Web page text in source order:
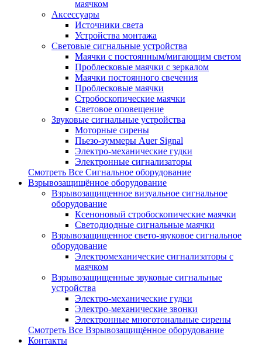
маячком
Аксессуары
Источники света
Устройства монтажа
Световые сигнальные устройства
Маячки с постоянным/мигающим светом
Проблесковые маячки с зеркалом
Маячки постоянного свечения
Проблесковые маячки
Стробоскопические маячки
Световое оповещение
Звуковые сигнальные устройства
Моторные сирены
Пьезо-зуммеры Auer Signal
Электро-механические гудки
Электронные сигнализаторы
Смотреть Все Сигнальное оборудование
Взрывозащищённое оборудование
Взрывозащищенное визуальное сигнальное
оборудование
Ксеноновый стробоскопические маячки
Светодиодные сигнальные маячки
Взрывозащищенное свето-звуковое сигнальное
оборудование
Электромеханические сигнализаторы с
маячком
Взрывозащищенные звуковые сигнальные
устройства
Электро-механические гудки
Электро-механические звонки
Электронные многотональные сирены
Смотреть Все Взрывозащищённое оборудование
Контакты